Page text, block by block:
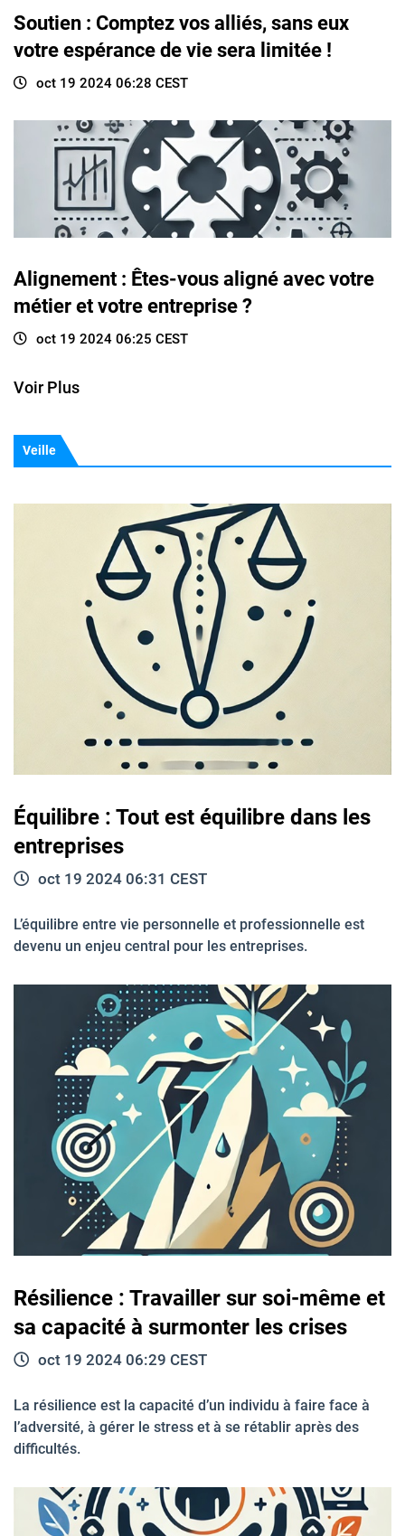
Soutien : Comptez vos alliés, sans eux
votre espérance de vie sera limitée !
oct 19 2024 06:28 CEST
Alignement : Êtes-vous aligné avec votre
métier et votre entreprise ?
oct 19 2024 06:25 CEST
Voir Plus
Veille
Équilibre : Tout est équilibre dans les
entreprises
oct 19 2024 06:31 CEST
L’équilibre entre vie personnelle et professionnelle est
devenu un enjeu central pour les entreprises.
Résilience : Travailler sur soi-même et
sa capacité à surmonter les crises
oct 19 2024 06:29 CEST
La résilience est la capacité d’un individu à faire face à
l’adversité, à gérer le stress et à se rétablir après des
difficultés.